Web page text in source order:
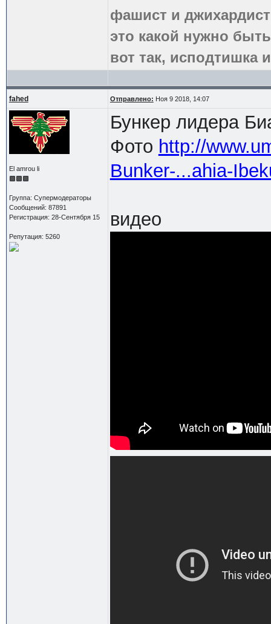
фашист и
это какой нужно
вот так, исподтишка
fahed Отправлено: Ноя 9 2018, 14:07
El amrou li
Группа: Супермодераторы
Сообщений: 87891
Регистрация: 28-Сентября 15
Репутация: 5260
Бункер лидера
Фото http://
Bunker-...ahia-
видео